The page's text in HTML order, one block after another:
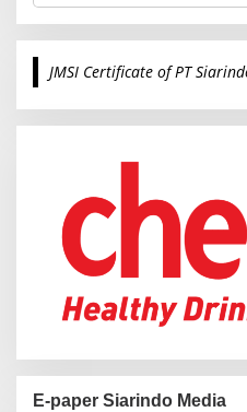
r
c
o
JMSI Certificate of PT
E-paper Siarindo Media